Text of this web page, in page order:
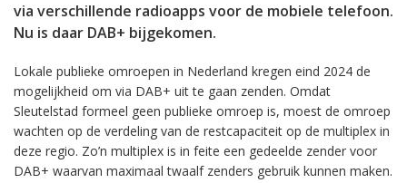
via verschillende radioapps voor de mobiele telefoon.
Nu is daar DAB+ bijgekomen.
Lokale publieke omroepen in Nederland kregen eind 2024 de
mogelijkheid om via DAB+ uit te gaan zenden. Omdat
Sleutelstad formeel geen publieke omroep is, moest de omroep
wachten op de verdeling van de restcapaciteit op de multiplex in
deze regio. Zo’n multiplex is in feite een gedeelde zender voor
DAB+ waarvan maximaal twaalf zenders gebruik kunnen maken.